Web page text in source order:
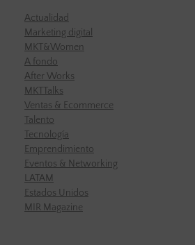
Actualidad
Marketing digital
MKT&Women
A fondo
After Works
MKTTalks
Ventas & Ecommerce
Talento
Tecnología
Emprendimiento
Eventos & Networking
LATAM
Estados Unidos
MIR Magazine